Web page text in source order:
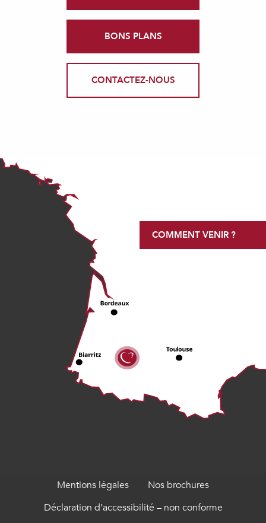
BONS PLANS
CONTACTEZ-NOUS
COMMENT VENIR ?
Mentions légales
Nos brochures
Déclaration d’accessibilité – non conforme